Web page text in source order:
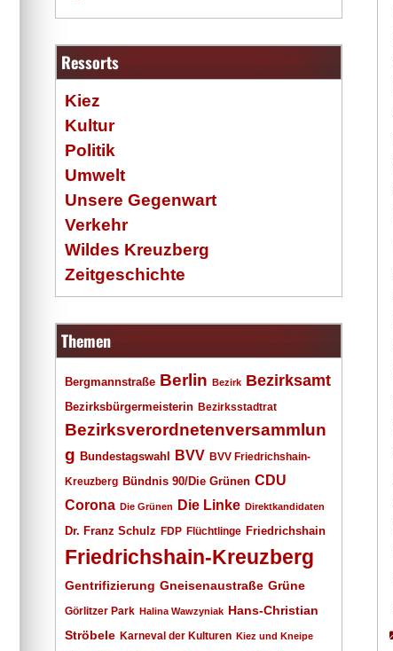
Ressorts
Kiez
Kultur
Politik
Umwelt
Unsere Gegenwart
Verkehr
Wildes Kreuzberg
Zeitgeschichte
Themen
Bergmannstraße Berlin Bezirk Bezirksamt
Bezirksbürgermeisterin Bezirksstadtrat
Bezirksverordnetenversammlun
g Bundestagswahl BVV BVV Friedrichshain-
Kreuzberg Bündnis 90/Die Grünen CDU
Corona Die Grünen Die Linke Direktkandidaten
Dr. Franz Schulz FDP Flüchtlinge Friedrichshain
Friedrichshain-Kreuzberg
Gentrifizierung Gneisenaustraße Grüne
Görlitzer Park Halina Wawzyniak Hans-Christian
Ströbele Karneval der Kulturen Kiez und Kneipe